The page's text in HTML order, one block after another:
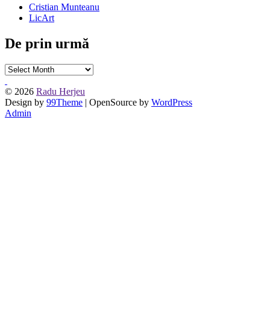
Cristian Munteanu
LicArt
De prin urmă
De
urmă
© 2026 Radu Herjeu
Design by 99Theme | OpenSource by WordPress
Admin